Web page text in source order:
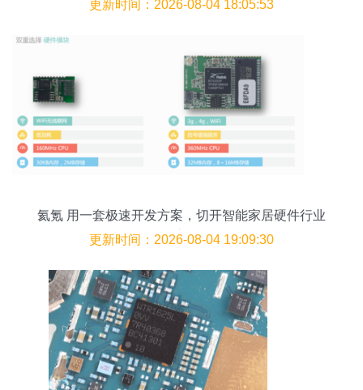
更新时间：2026-08-04 18:05:53
氦氪 用一套极速开发方案，切开智能家居硬件行业
的入口
更新时间：2026-08-04 19:09:30